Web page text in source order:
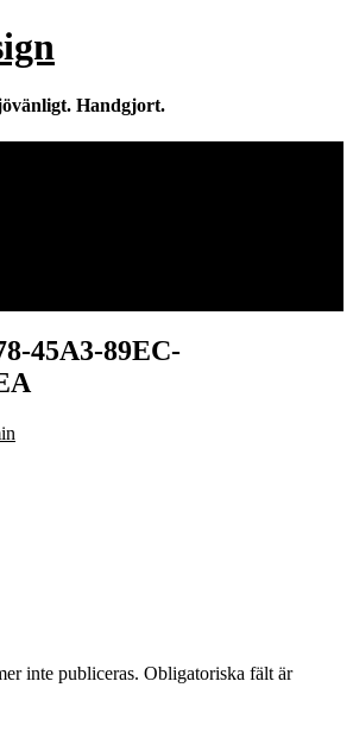
Handgjort.
45A3-89EC-
inte publiceras. Obligatoriska fält är